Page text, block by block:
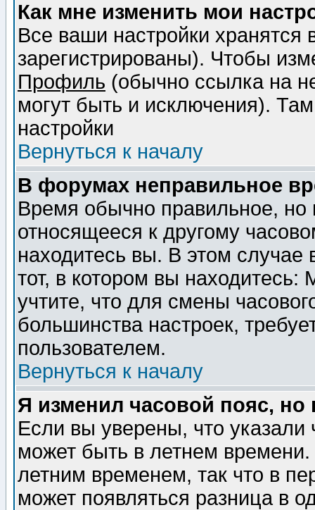
Как мне изменить мои
Все ваши настройки
зарегистрированы). Чтобы
Профиль (обычно ссылка на
могут быть и исключения).
настройки
Вернуться к началу
В форумах неправильное
Время обычно правильное,
относящееся к другому
находитесь вы. В этом
тот, в котором вы
учтите, что для смены
большинства настроек,
пользователем.
Вернуться к началу
Я изменил часовой пояс,
Если вы уверены, что указали
может быть в летнем
летним временем, так что в
может появляться разница в